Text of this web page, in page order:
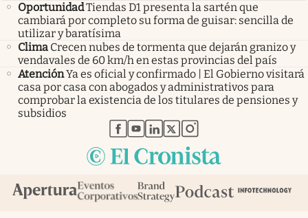
OportunidadTiendas D1 presenta la sartén que
cambiará por completo su forma de guisar: sencilla de
utilizar y baratísima
Clima Crecen nubes de tormenta que dejarán granizo y
vendavales de 60 km/h en estas provincias del país
AtenciónYa es oficial y confirmado | El Gobierno visitará
casa por casa con abogados y administrativos para
comprobar la existencia de los titulares de pensiones y
subsidios
abre en nueva pestaña
abre en nueva pestaña
abre en nueva pestaña
abre en nueva pestaña
abre en nueva pestaña